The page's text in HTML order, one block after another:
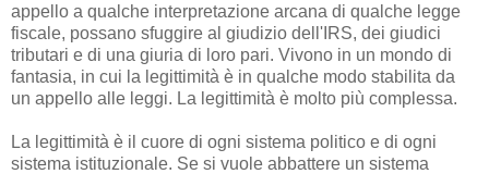
appello a qualche interpretazione arcana di qualche legge
fiscale, possano sfuggire al giudizio dell'IRS, dei giudici
tributari e di una giuria di loro pari. Vivono in un mondo di
fantasia, in cui la legittimità è in qualche modo stabilita da
un appello alle leggi. La legittimità è molto più complessa.
La legittimità è il cuore di ogni sistema politico e di ogni
sistema istituzionale. Se si vuole abbattere un sistema